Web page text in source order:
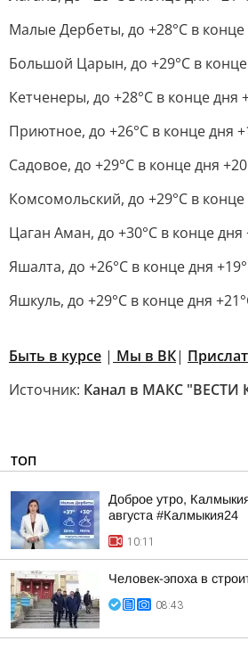
Малые Дербеты, до +28°C в конце
Большой Царын, до +29°C в конце
Кетченеры, до +28°C в конце дня
Приютное, до +26°C в конце дня
Садовое, до +29°C в конце дня
Комсомольский, до +29°C в конце
Цаган Аман, до +30°C в конце дня
Яшалта, до +26°C в конце дня
Яшкуль, до +29°C в конце дня
Быть в курсе | Мы в ВК|
Источник: Канал в МАКС
ТОП
Доброе утро,
августа #Калмыкия24
10:11
Человек-эпоха в
08:43